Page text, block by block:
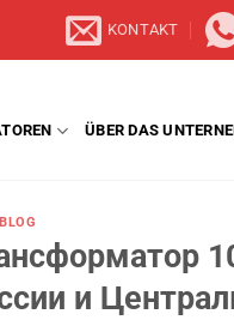
KONTAKT
ÜBER DAS
BLOG
и